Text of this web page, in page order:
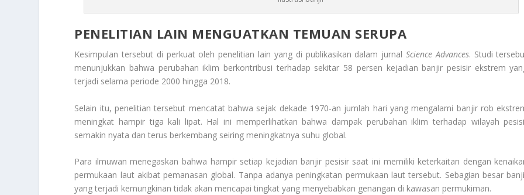
PENELITIAN LAIN MENGUATKAN TEMUAN SERUPA
Kesimpulan tersebut di perkuat oleh penelitian lain yang di publikasikan dalam jurnal Science Advances. Studi
menunjukkan bahwa perubahan iklim berkontribusi terhadap sekitar 58 persen kejadian banjir pesisir ekstrem
terjadi selama periode 2000 hingga 2018.
Selain itu, penelitian tersebut mencatat bahwa sejak dekade 1970-an jumlah hari yang mengalami banjir rob
meningkat hampir tiga kali lipat. Hal ini memperlihatkan bahwa dampak perubahan iklim terhadap wilayah
semakin nyata dan terus berkembang seiring meningkatnya suhu global.
Para ilmuwan menegaskan bahwa hampir setiap kejadian banjir pesisir saat ini memiliki keterkaitan dengan
permukaan laut akibat pemanasan global. Tanpa adanya peningkatan permukaan laut tersebut. Sebagian besar
yang terjadi kemungkinan tidak akan mencapai tingkat yang menyebabkan genangan di kawasan permukiman.